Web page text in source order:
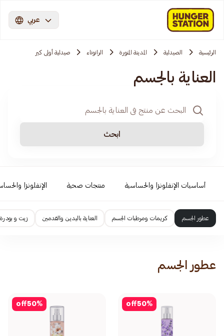
عربي
الرئيسية الصيدلية المدينة المنورة الرانوناء صيدلية أولى كير
العناية بالجسم
ابحث
أساسيات الإنفلونزا والحساسية منتجات صحية الإنفلونزا
عطور الجسم كريمات ومرطبات الجسم العناية باليدين والقدمين زيت و
عطور الجسم
50%
off
50%
off